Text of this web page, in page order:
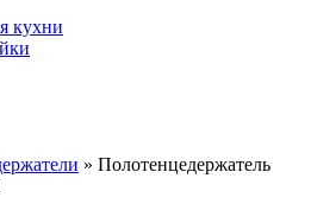
кухни
» Полотенцедержатель